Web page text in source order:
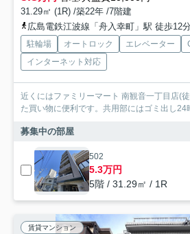
31.29㎡ (1R) /築22年 /7階建
広島電鉄江波線「舟入幸町」駅 徒歩12
駐輪場 オートロック エレベーター
インターネット対応
近くにはファミリーマート 南観音一丁目店(
た買い物に便利です。共用部にはゴミ出し24
募集中の部屋
502
5.3万円
5階 / 31.29㎡ / 1R
賃貸マンション